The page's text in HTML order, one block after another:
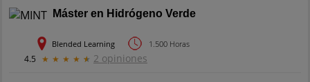
Máster en Hidrógeno Verde
Blended Learning 1.500 Horas
4.5 ★ ★ ★ ★ ★ 2 opiniones